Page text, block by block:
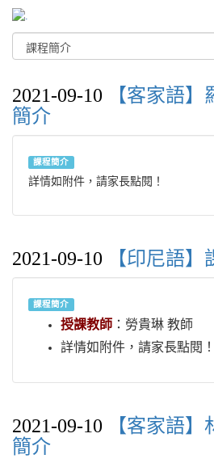
2021-09-10
【客家語
簡介
課程簡介
詳情如附件，請家長點閱！
2021-09-10 【印尼語
課程簡介
授課教師 ：勞貴琳 教師
詳情如附件，請家長點閱！
2021-09-10
【客家語
簡介